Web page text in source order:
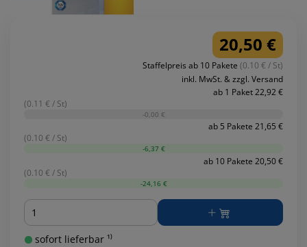
20,50 €
Staffelpreis ab 10 Pakete (0.10 € / St)
inkl. MwSt. & zzgl. Versand
ab 1 Paket 22,92 €
(0.11 € / St)
-0,00 €
ab 5 Pakete 21,65 €
(0.10 € / St)
-6,37 €
ab 10 Pakete 20,50 €
(0.10 € / St)
-24,16 €
Menge
sofort lieferbar ¹⁾